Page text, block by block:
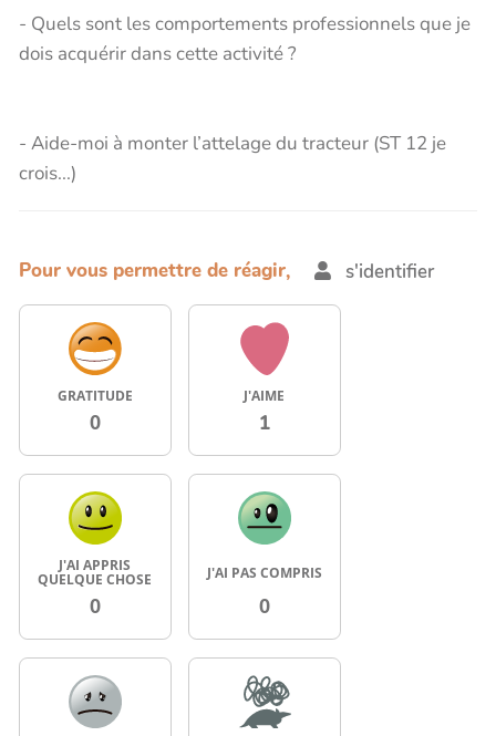
- Quels sont les comportements professionnels que je
dois acquérir dans cette activité ?
- Aide-moi à monter l’attelage du tracteur (ST 12 je
crois...)
Pour vous permettre de réagir, s'identifier
GRATITUDE
0
J'AIME
1
J'AI APPRIS
QUELQUE CHOSE
0
J'AI PAS COMPRIS
0